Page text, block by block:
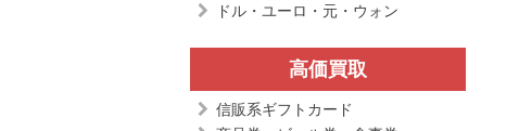
ドル・ユーロ・元・ウォン
高価買取
信販系ギフトカード